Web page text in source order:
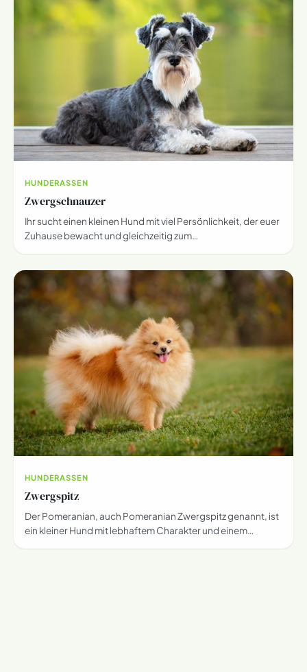
HUNDERASSEN
Zwergschnauzer
Ihr sucht einen kleinen Hund mit viel Persönlichkeit, der euer
Zuhause bewacht und gleichzeitig zum…
HUNDERASSEN
Zwergspitz
Der Pomeranian, auch Pomeranian Zwergspitz genannt, ist
ein kleiner Hund mit lebhaftem Charakter und einem…